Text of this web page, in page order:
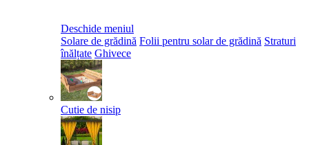
Deschide meniul
Solare de grădină Folii pentru solar de grădină Straturi
înălțate Ghivece
Cutie de nisip